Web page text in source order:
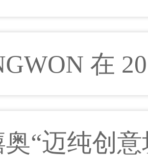
在
业展览会上
“迈纯创